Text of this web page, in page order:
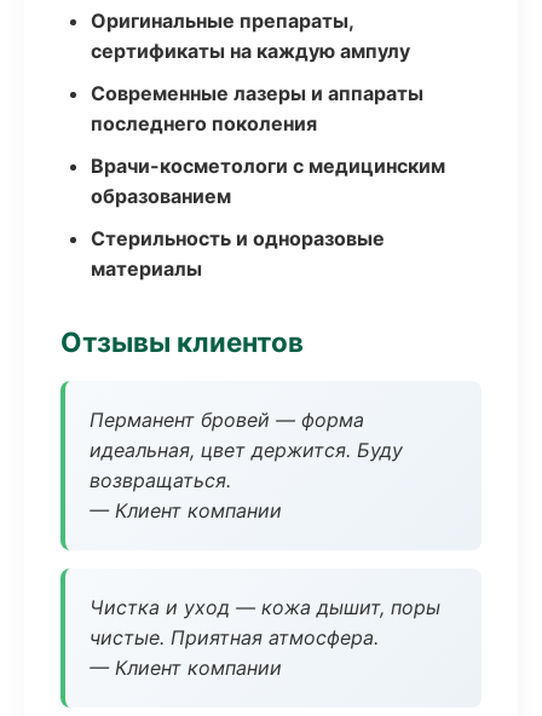
Оригинальные препараты,
сертификаты на каждую ампулу
Современные лазеры и аппараты
последнего поколения
Врачи-косметологи с медицинским
образованием
Стерильность и одноразовые
материалы
Отзывы клиентов
Перманент бровей — форма
идеальная, цвет держится. Буду
возвращаться.
— Клиент компании
Чистка и уход — кожа дышит, поры
чистые. Приятная атмосфера.
— Клиент компании